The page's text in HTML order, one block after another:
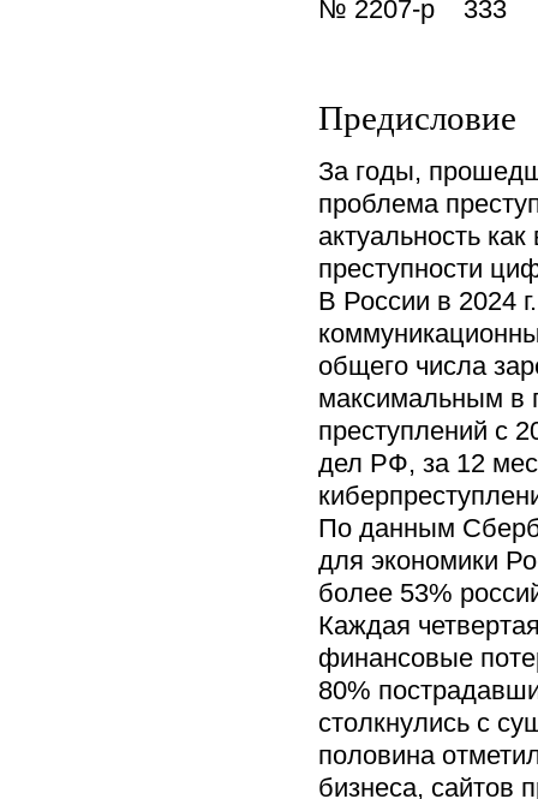
№ 2207-р 333
Предисловие
За годы,
проблема
актуальность
преступности
В России в 2024
общего числа
максимальным в
преступлений с
дел РФ, за 12
По данным
для экономики
более 53%
Каждая
финансовые
80%
столкнулись с
половина
бизнеса, сайтов